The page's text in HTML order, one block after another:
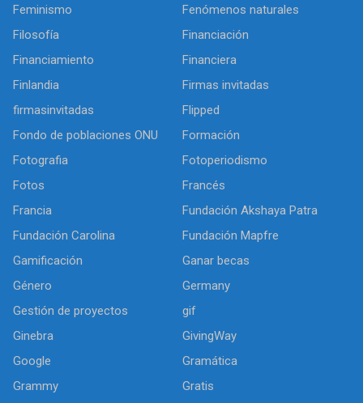
Feminismo
Fenómenos naturales
Filosofía
Financiación
Financiamiento
Financiera
Finlandia
Firmas invitadas
firmasinvitadas
Flipped
Fondo de poblaciones ONU
Formación
Fotografia
Fotoperiodismo
Fotos
Francés
Francia
Fundación Akshaya Patra
Fundación Carolina
Fundación Mapfre
Gamificación
Ganar becas
Género
Germany
Gestión de proyectos
gif
Ginebra
GivingWay
Google
Gramática
Grammy
Gratis